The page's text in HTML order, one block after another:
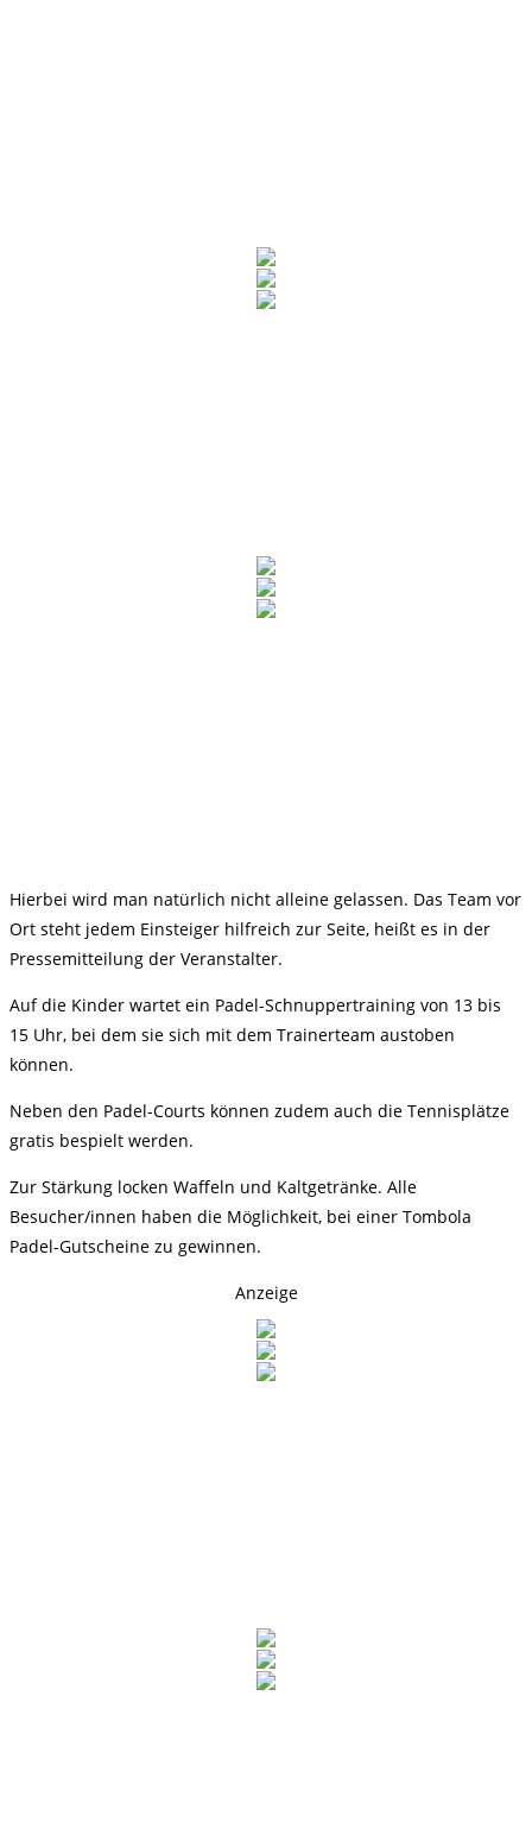
Hierbei wird man natürlich nicht alleine gelassen. Das Team vor
Ort steht jedem Einsteiger hilfreich zur Seite, heißt es in der
Pressemitteilung der Veranstalter.
Auf die Kinder wartet ein Padel-Schnuppertraining von 13 bis
15 Uhr, bei dem sie sich mit dem Trainerteam austoben
können.
Neben den Padel-Courts können zudem auch die Tennisplätze
gratis bespielt werden.
Zur Stärkung locken Waffeln und Kaltgetränke. Alle
Besucher/innen haben die Möglichkeit, bei einer Tombola
Padel-Gutscheine zu gewinnen.
Anzeige